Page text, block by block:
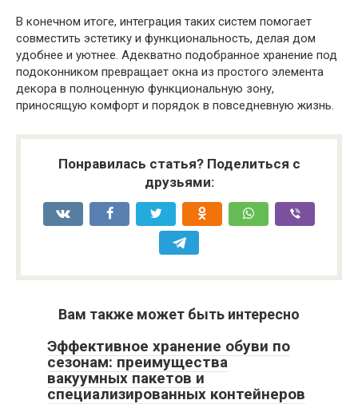
В конечном итоге, интеграция таких систем помогает
совместить эстетику и функциональность, делая дом
удобнее и уютнее. Адекватно подобранное хранение под
подоконником превращает окна из простого элемента
декора в полноценную функциональную зону,
приносящую комфорт и порядок в повседневную жизнь.
Понравилась статья? Поделиться с
друзьями:
Вам также может быть интересно
Эффективное хранение обуви по
сезонам: преимущества
вакуумных пакетов и
специализированных контейнеров